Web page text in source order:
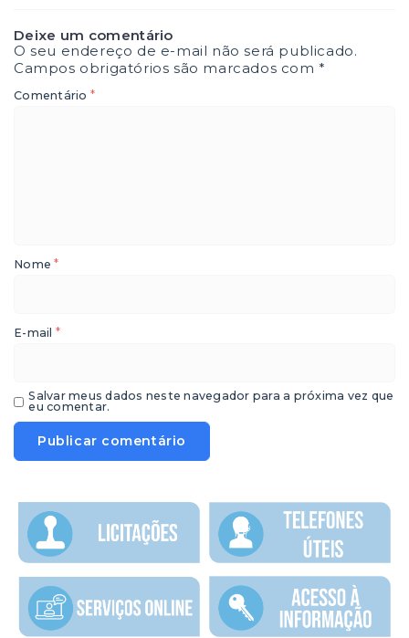
Deixe um comentário
O seu endereço de e-mail não será publicado.
Campos obrigatórios são marcados com*
Comentário *
Nome*
E-mail *
Salvar meus dados neste navegador para a próxima vez que
eu comentar.